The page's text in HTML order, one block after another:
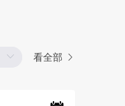
看全部